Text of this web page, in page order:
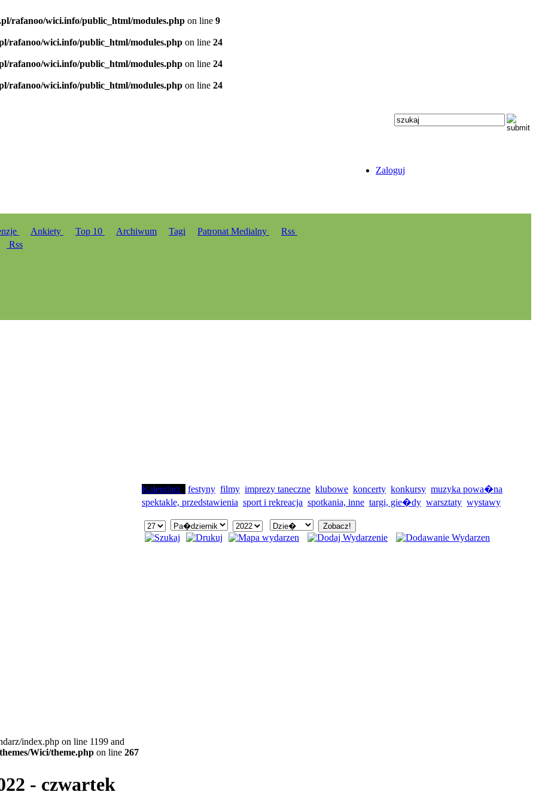
rafanoo/wici.info/public_html/modules.php on line 9
rafanoo/wici.info/public_html/modules.php on line 24
rafanoo/wici.info/public_html/modules.php on line 24
rafanoo/wici.info/public_html/modules.php on line 24
Zaloguj
Ankiety Top 10 Archiwum Tagi Patronat Medialny
Rss
Rss
index.php on line 1199 and
Wici/theme.php on line 267
- czwartek
Kalendarz festyny filmy imprezy taneczne klubowe koncerty konkursy muzyka powa�na
spektakle, przedstawienia sport i rekreacja spotkania, inne targi, gie�dy warsztaty wystawy